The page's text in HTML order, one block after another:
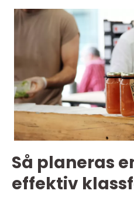
Så planeras
effektiv